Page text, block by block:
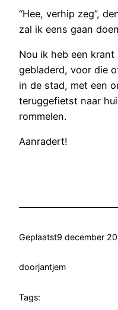
“Hee, verhip zeg”,
zal ik eens gaan
Nou ik heb een
gebladerd, voor die
in de stad, met een
teruggefietst naar
rommelen.
Aanradert!
Geplaatst9 december
doorjantjem
Tags: